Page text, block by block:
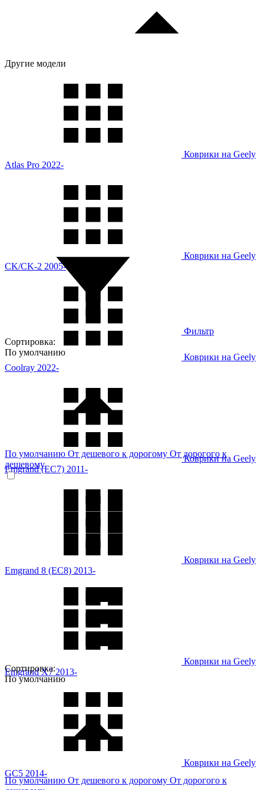
Другие модели
Коврики на Geely
Atlas Pro 2022-
Коврики на Geely
CK/CK-2 2005-
Коврики на Geely
Coolray 2022-
Коврики на Geely
Emgrand (EC7) 2011-
Коврики на Geely
Emgrand 8 (EC8) 2013-
Коврики на Geely
Emgrand X7 2013-
Коврики на Geely
GC5 2014-
Фильтр
Сортировка:
По умолчанию
По умолчанию От дешевого к дорогому От дорогого к
дешевому
Сортировка:
По умолчанию
По умолчанию От дешевого к дорогому От дорогого к